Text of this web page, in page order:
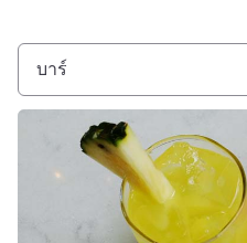
บาร์
ดูรายละเอียด